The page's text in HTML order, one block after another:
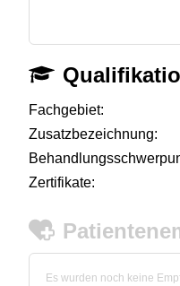
Fachgebiet:
Zusatzbezeichnung:
Zertifikate:
Es wurden noch keine